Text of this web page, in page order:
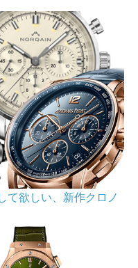
て欲しい、新作クロノ